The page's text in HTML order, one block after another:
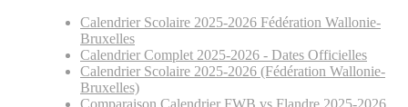
Calendrier Scolaire 2025-2026 Fédération Wallonie-
Bruxelles
Calendrier Complet 2025-2026 - Dates Officielles
Calendrier Scolaire 2025-2026 (Fédération Wallonie-
Bruxelles)
Comparaison Calendrier FWB vs Flandre 2025-2026